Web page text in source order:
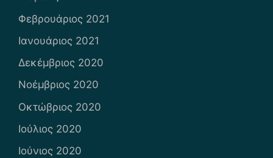
Φεβρουάριος 2021
Ιανουάριος 2021
Δεκέμβριος 2020
Νοέμβριος 2020
Οκτώβριος 2020
Ιούλιος 2020
Ιούνιος 2020